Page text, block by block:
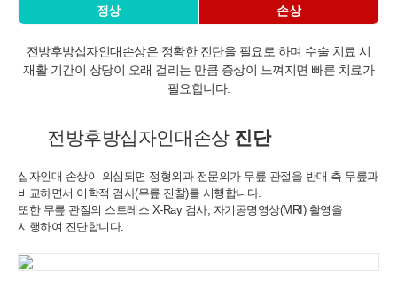
정상 손상
전방후방십자인대손상은 정확한 진단을 필요로 하며 수술 치료 시
재활 기간이 상당이 오래 걸리는 만큼 증상이 느껴지면 빠른 치료가
필요합니다.
전방후방십자인대손상 진단
십자인대 손상이 의심되면 정형외과 전문의가 무릎 관절을 반대 측 무릎과
비교하면서 이학적 검사(무릎 진찰)를 시행합니다.
또한 무릎 관절의 스트레스 X-Ray 검사, 자기공명영상(MRI) 촬영을
시행하여 진단합니다.